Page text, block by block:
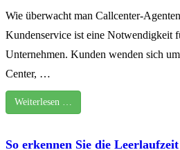
Wie überwacht man Callcenter-
Kundenservice ist eine Notwendigkeit
Unternehmen. Kunden wenden sich
Center, …
Weiterlesen …
So erkennen Sie die